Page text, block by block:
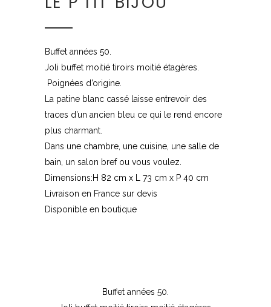
Buffet années 50.
Joli buffet moitié tiroirs moitié étagères.
Poignées d’origine.
La patine blanc cassé laisse entrevoir des
traces d’un ancien bleu ce qui le rend encore
plus charmant.
Dans une chambre, une cuisine, une salle de
bain, un salon bref ou vous voulez.
Dimensions:H 82 cm x L 73 cm x P 40 cm
Livraison en France sur devis
Disponible en boutique
Buffet années 50.